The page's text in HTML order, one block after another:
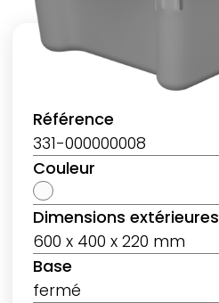
Référence
331-000000008
Couleur
Dimensions extérieures
600 x 400 x 220 mm
Base
fermé